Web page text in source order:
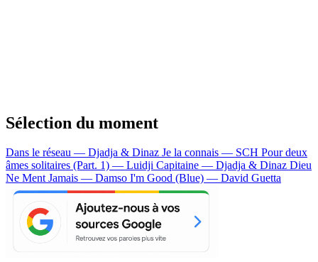
Sélection du moment
Dans le réseau — Djadja & Dinaz Je la connais — SCH Pour deux
âmes solitaires (Part. 1) — Luidji Capitaine — Djadja & Dinaz Dieu
Ne Ment Jamais — Damso I'm Good (Blue) — David Guetta